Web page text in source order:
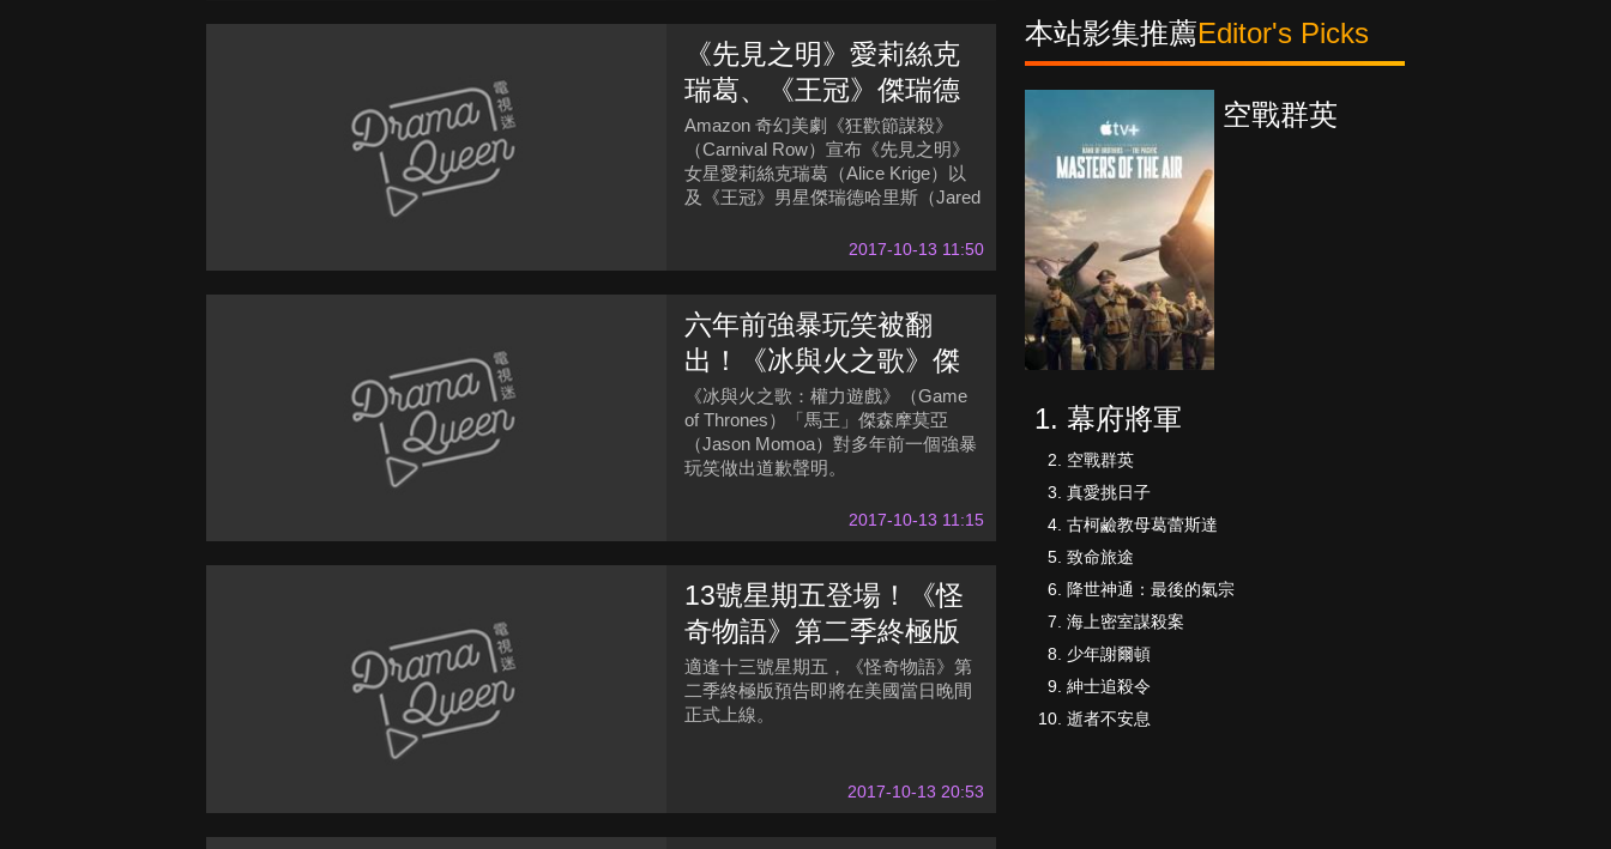
《先見之明》愛莉絲克
瑞葛、《王冠》傑瑞德
哈里斯加盟奇幻美劇
《狂歡節謀殺》
Amazon 奇幻美劇《狂歡節謀殺》
（Carnival Row）宣布《先見之明》
女星愛莉絲克瑞葛（Alice Krige）以
及《王冠》男星傑瑞德哈里斯（Jared
2017-10-13 11:50
六年前強暴玩笑被翻
出！《冰與火之歌》傑
森摩莫亞真誠道歉
《冰與火之歌：權力遊戲》（Game
of Thrones）「馬王」傑森摩莫亞
（Jason Momoa）對多年前一個強暴
玩笑做出道歉聲明。
2017-10-13 11:15
13號星期五登場！《怪
奇物語》第二季終極版
預告即將釋出
適逢十三號星期五，《怪奇物語》第
二季終極版預告即將在美國當日晚間
正式上線。
2017-10-13 20:53
本站影集推薦Editor's Picks
空戰群英
幕府將軍
空戰群英
真愛挑日子
古柯鹼教母葛蕾斯達
致命旅途
降世神通：最後的氣宗
海上密室謀殺案
少年謝爾頓
紳士追殺令
逝者不安息